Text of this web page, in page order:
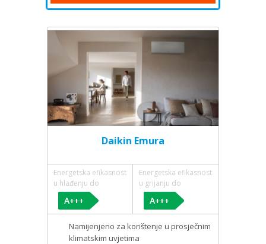
Daikin Emura
Energetska efikasnost
u hlađenju do
Energetska efikasnost
u grijanju do
Namijenjeno za korištenje u prosječnim
klimatskim uvjetima